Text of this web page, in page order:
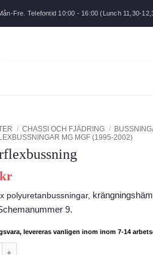
Fre. Telefontid 10:00 - 16:00 (Lunch 11,30-
/ CHASSI OCH FJÄDRING /
MG MGF (1995-2002)
kr
polyuretanbussningar, krängning
9.
levereras vanligen inom inom 7-14